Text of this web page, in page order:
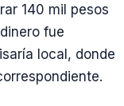
140 mil pesos
fue
local, donde